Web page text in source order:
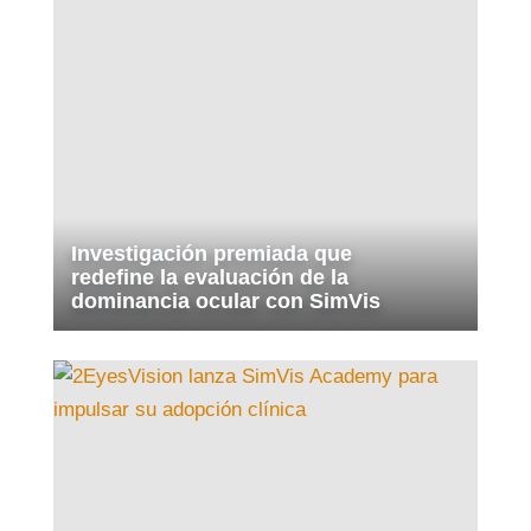
Investigación premiada que
redefine la evaluación de la
dominancia ocular con SimVis